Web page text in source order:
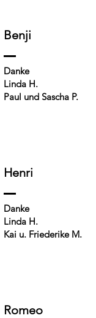
Benji
Danke
Linda H.
Paul und Sascha P.
Henri
Danke
Linda H.
Kai u. Friederike M.
Romeo